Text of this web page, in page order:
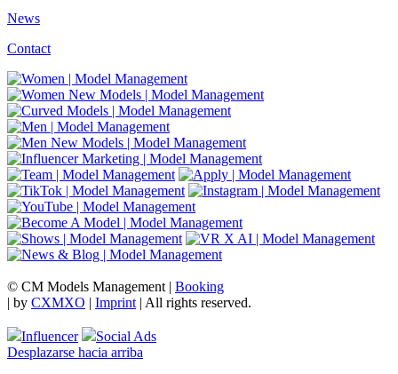
News
Contact
© CM Models Management | Booking
by CXMXO Imprint| All rights reserved.
Influencer
Social Ads
Desplazarse hacia arriba